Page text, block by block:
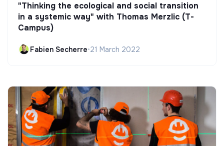
"Thinking the ecological and social transition
in a systemic way" with Thomas Merzlic (T-
Campus)
Fabien Secherre•21 March 2022